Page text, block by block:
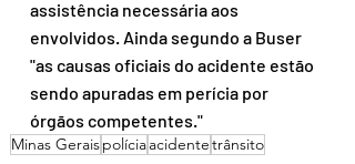
assistência necessária aos
envolvidos. Ainda segundo a Buser
"as causas oficiais do acidente estão
sendo apuradas em perícia por
órgãos competentes."
Minas Geraispolíciaacidentetrânsito